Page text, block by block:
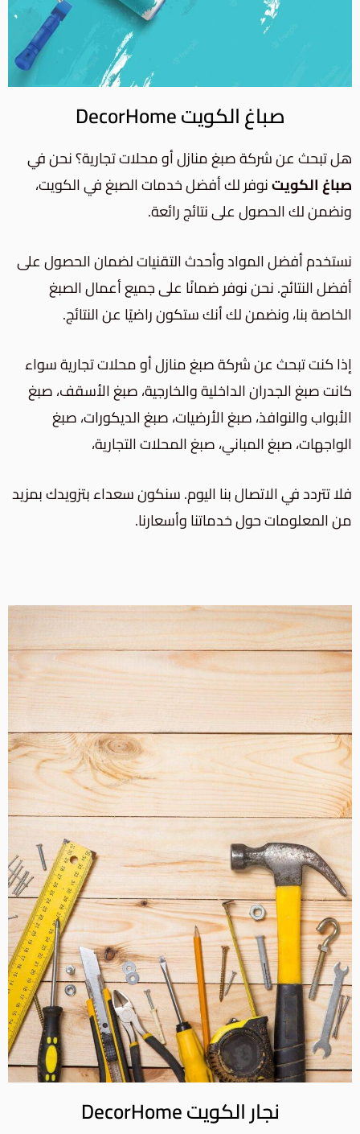
صباغ الكويت DecorHome
هل تبحث عن شركة صبغ منازل أو محلات تجارية؟ نحن في
صباغ الكويتنوفر لك أفضل خدمات الصبغ في الكويت،
ونضمن لك الحصول على نتائج رائعة.
نستخدم أفضل المواد وأحدث التقنيات لضمان الحصول على
أفضل النتائج. نحن نوفر ضمانًا على جميع أعمال الصبغ
الخاصة بنا، ونضمن لك أنك ستكون راضيًا عن النتائج.
إذا كنت تبحث عن شركة صبغ منازل أو محلات تجارية سواء
كانتصبغ الجدران الداخلية والخارجية،صبغ الأسقف، صبغ
الأبواب والنوافذ، صبغ الأرضيات، صبغ الديكورات، صبغ
الواجهات، صبغ المباني،صبغ المحلات التجارية،
فلا تتردد في الاتصال بنا اليوم. سنكون سعداء بتزويدك بمزيد
من المعلومات حول خدماتنا وأسعارنا.
نجار الكويت DecorHome